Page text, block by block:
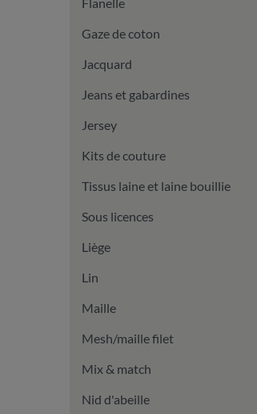
Gaze de coton
Jacquard
Jeans et gabardines
Jersey
Kits de couture
Tissus laine et laine bouillie
Sous licences
Liège
Lin
Maille
Mesh/maille filet
Mix & match
Nid d'abeille